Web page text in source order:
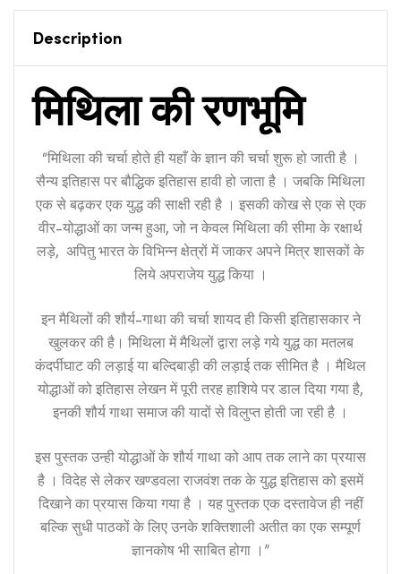
Description
मिथिला की रणभूमि
“मिथिला की चर्चा होते ही यहाँ के ज्ञान की चर्चा शुरू हो जाती है ।
सैन्य इतिहास पर बौद्धि‍क इतिहास हावी हो जाता है । जबकि मिथिला
एक से बढ़कर एक युद्ध की साक्षी रही है । इसकी कोख से एक से एक
वीर-योद्धाओं का जन्म हुआ, जो न केवल मिथिला की सीमा के रक्षार्थ
लड़े, अपितु भारत के विभिन्न क्षेत्रों में जाकर अपने मित्र शासकों के
लिये अपराजेय युद्ध किया ।
इन मैथिलों की शौर्य-गाथा की चर्चा शायद ही किसी इतिहासकार ने
खुलकर की है। मिथिला में मैथिलों द्वारा लड़े गये युद्ध का मतलब
कंदर्पीघाट की लड़ाई या बल्दिबाड़ी की लड़ाई तक सीमित है । मैथिल
योद्धाओं को इतिहास लेखन में पूरी तरह हाशिये पर डाल दिया गया है,
इनकी शौर्य गाथा समाज की यादों से विलुप्त होती जा रही है ।
इस पुस्तक उन्ही योद्धाओं के शौर्य गाथा को आप तक लाने का प्रयास
है । विदेह से लेकर खण्डवला राजवंश तक के युद्ध इतिहास को इसमें
दिखाने का प्रयास किया गया है । यह पुस्तक एक दस्तावेज ही नहीं
बल्कि सुधी पाठकों के लिए उनके शक्तिशाली अतीत का एक सम्पूर्ण
ज्ञानकोष भी साबित होगा ।”